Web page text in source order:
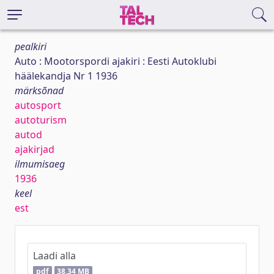
pealkiri
Auto : Mootorspordi ajakiri : Eesti Autoklubi
häälekandja Nr 1 1936
märksõnad
autosport
autoturism
autod
ajakirjad
ilmumisaeg
1936
keel
est
Laadi alla
pdf 38,34 MB